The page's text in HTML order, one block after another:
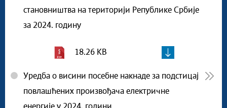
становништва на територији Републике Србије
за 2024. годину
18.26 KB
Уредба о висини посебне накнаде за подстицај
повлашћених произвођача електричне